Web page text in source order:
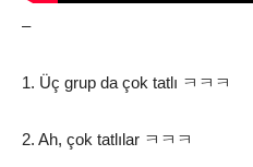
–
1. Üç grup da çok tatlı ㅋㅋㅋ
2. Ah, çok tatlılar ㅋㅋㅋ